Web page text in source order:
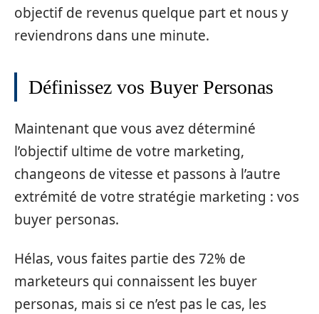
objectif de revenus quelque part et nous y
reviendrons dans une minute.
Définissez vos Buyer Personas
Maintenant que vous avez déterminé
l’objectif ultime de votre marketing,
changeons de vitesse et passons à l’autre
extrémité de votre stratégie marketing : vos
buyer personas.
Hélas, vous faites partie des 72% de
marketeurs qui connaissent les buyer
personas, mais si ce n’est pas le cas, les